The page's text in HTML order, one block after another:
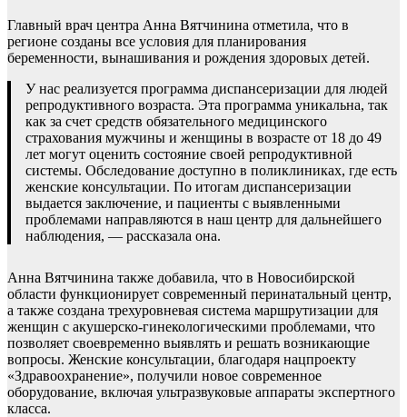
Главный врач центра Анна Вятчинина отметила, что в
регионе созданы все условия для планирования
беременности, вынашивания и рождения здоровых детей.
У нас реализуется программа диспансеризации для людей
репродуктивного возраста. Эта программа уникальна, так
как за счет средств обязательного медицинского
страхования мужчины и женщины в возрасте от 18 до 49
лет могут оценить состояние своей репродуктивной
системы. Обследование доступно в поликлиниках, где есть
женские консультации. По итогам диспансеризации
выдается заключение, и пациенты с выявленными
проблемами направляются в наш центр для дальнейшего
наблюдения, — рассказала она.
Анна Вятчинина также добавила, что в Новосибирской
области функционирует современный перинатальный центр,
а также создана трехуровневая система маршрутизации для
женщин с акушерско-гинекологическими проблемами, что
позволяет своевременно выявлять и решать возникающие
вопросы. Женские консультации, благодаря нацпроекту
«Здравоохранение», получили новое современное
оборудование, включая ультразвуковые аппараты экспертного
класса.